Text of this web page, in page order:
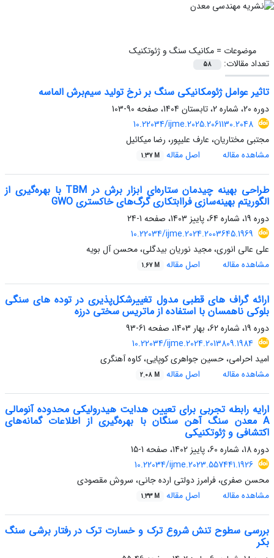
موضوعات =مکانیک سنگ و ژئوتکنیک
تعداد مقالات:
58
تاثیر عوامل ژئومکانیکی سنگ بر نرخ تولید سیم‌برش الماسه
دوره 20، شماره 2، تابستان 1404، صفحه
90-103
10.22034/ijme.2025.2061130.2048
مجتبی مختاریان، عارف علیپور، رضا میکائیل
مشاهده مقاله
اصل مقاله 1.37 M
طراحی بهینه چیدمان ستاره‌ای ابزار برش در TBM با بهره‌گیری از
الگوریتم بهینه‌سازی فراابتکاری گرگ‌های خاکستری GWO
دوره 19، شماره 64، پاییز 1403، صفحه
1-24
10.22034/ijme.2024.2003645.1969
علی عالی انوری، مجید نوریان بیدگلی، محسن آل بویه
مشاهده مقاله
اصل مقاله 1.67 M
ارائه گراف های قطبی مدول تغییرشکل‌پذیری در توده های سنگی
بلوکی ناهمسان با استفاده از ماتریس سختی درزه
دوره 19، شماره 62، بهار 1403، صفحه
61-93
10.22034/ijme.2024.2013809.1984
امید احرامی، حسین جواهری کوپایی، کاوه آهنگری
مشاهده مقاله
اصل مقاله 2.08 M
ارایه رابطه تجربی برای تعیین هدایت هیدرولیکی محدوده آنومالی
A معدن سنگ آهن سنگان با بهره‌گیری از اطلاعات گمانه‌های
اکتشافی و ژئوتکنیکی
دوره 18، شماره 60، پاییز 1402، صفحه
1-15
10.22034/ijme.2023.557441.1926
محسن صفری، فرامرز دولتی ارده جانی، سروش مقصودی
مشاهده مقاله
اصل مقاله 1.33 M
بررسی سطوح تنش شروع ترک و خسارت ترک در رفتار برشی سنگ
بکر